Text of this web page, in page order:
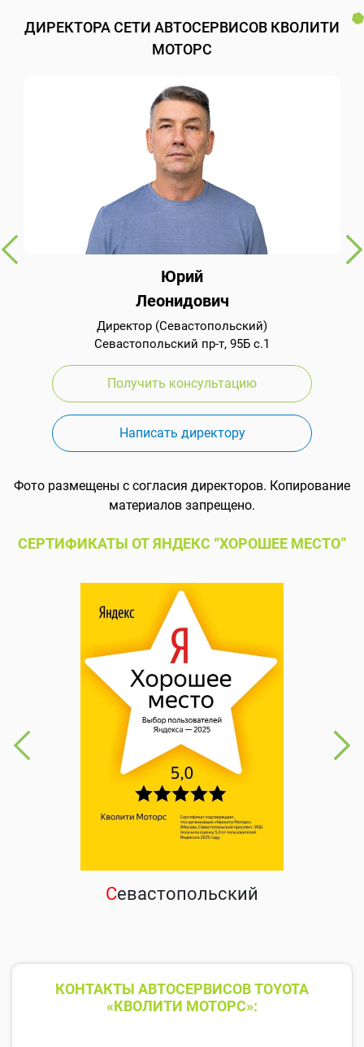
ДИРЕКТОРА СЕТИ АВТОСЕРВИСОВ КВОЛИТИ
МОТОРС
Юрий
Леонидович
Директор (Севастопольский)
Севастопольский пр-т, 95Б с.1
Получить консультацию
Написать директору
Фото размещены с согласия директоров. Копирование
материалов запрещено.
СЕРТИФИКАТЫ ОТ ЯНДЕКС “ХОРОШЕЕ МЕСТО”
Севастопольский
КОНТАКТЫ АВТОСЕРВИСОВ TOYOTA
«КВОЛИТИ МОТОРС»: